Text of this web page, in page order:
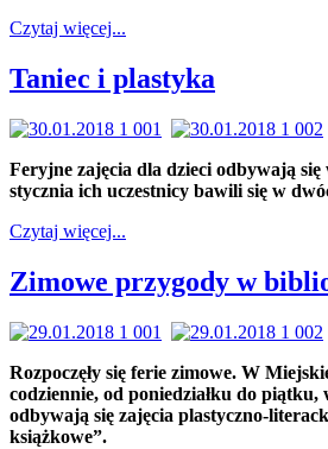
Czytaj więcej...
Taniec i plastyka
Feryjne zajęcia dla dzieci odbywają
stycznia ich uczestnicy bawili się w
Czytaj więcej...
Zimowe przygody w
Rozpoczęły się ferie zimowe. W
codziennie, od poniedziałku do piątku,
odbywają się zajęcia plastyczno-
książkowe”.